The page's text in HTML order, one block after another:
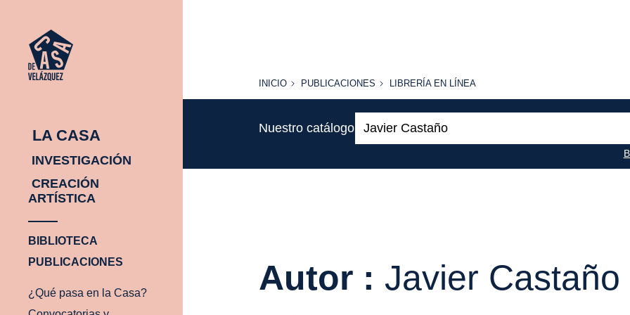
LA CASA
INVESTIGACIÓN
CREACIÓN
ARTÍSTICA
BIBLIOTECA
PUBLICACIONES
¿Qué pasa en la Casa?
INICIO
INICIO PUBLICACIONES
PUBLICACIONES
LIBRERÍA
LÍNEA
LIBRERÍA EN LÍNEA
Nuestro catálogo
Autor : Javier Castaño